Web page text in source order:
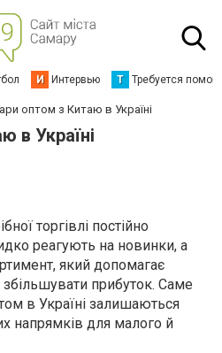
И Интервью Т Требуется
оптом з Китаю в Україні
в Україні
торгівлі постійно
реагують на новинки, а
який допомагає
збільшувати прибуток. Саме
в Україні залишаються
напрямків для малого й